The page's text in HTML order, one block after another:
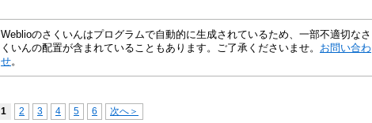
Weblioのさくいんはプログラムで自動的に生成されているため、一部不適切なさ
くいんの配置が含まれていることもあります。ご了承くださいませ。 お問い合わ
せ。
1 2 3 4 5 6 次へ＞